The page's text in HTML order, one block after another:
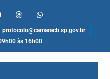
protocolo@camaracb.sp.gov.br
às 16h00